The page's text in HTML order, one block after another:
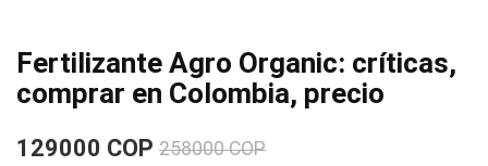
Fertilizante Agro Organic: críticas,
comprar en Colombia, precio
129000 COP 258000 COP